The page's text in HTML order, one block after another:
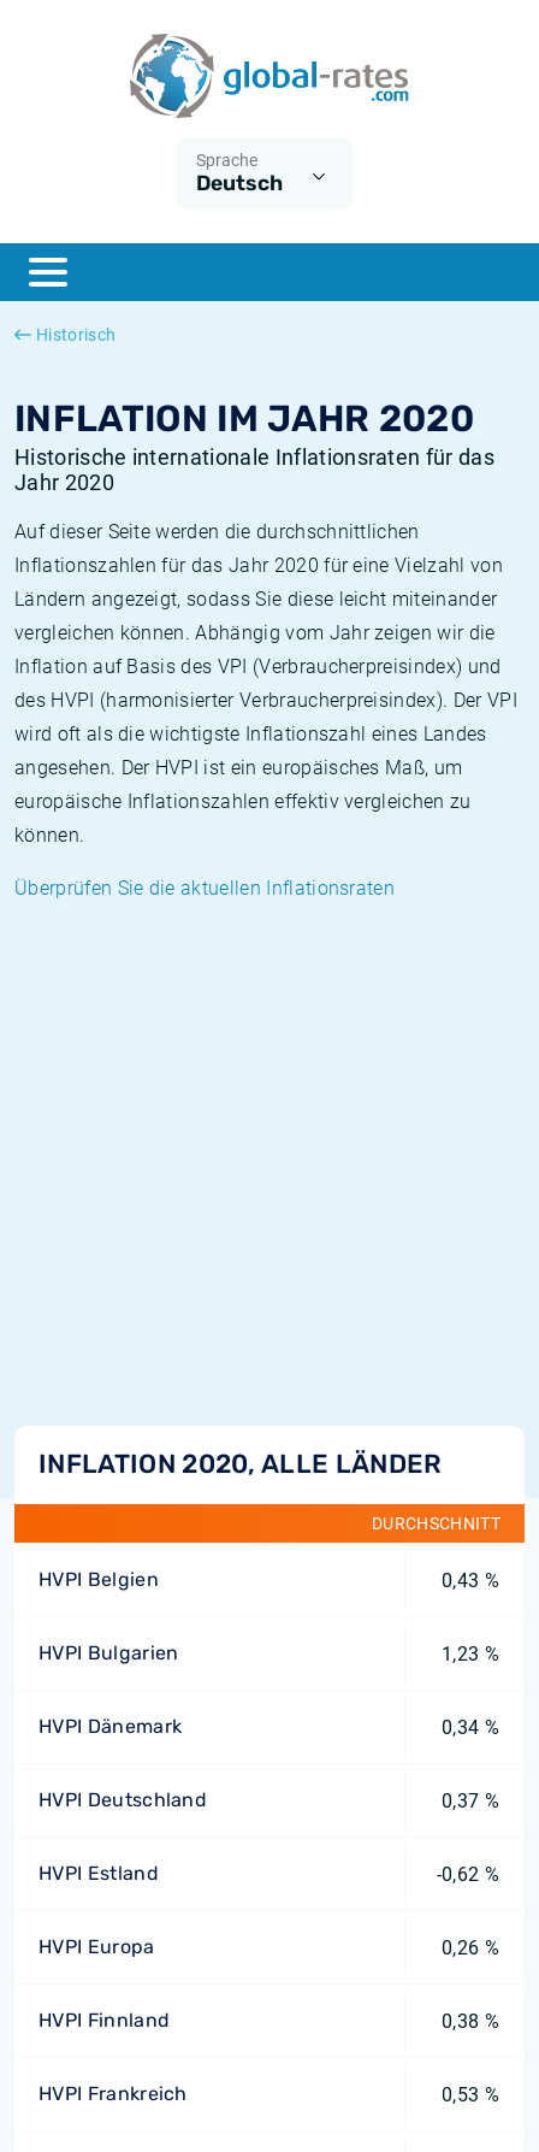
Sprache
Deutsch
Historisch
INFLATION IM JAHR 2020
Historische internationale Inflationsraten für das
Jahr 2020
Auf dieser Seite werden die durchschnittlichen
Inflationszahlen für das Jahr 2020 für eine Vielzahl von
Ländern angezeigt, sodass Sie diese leicht miteinander
vergleichen können. Abhängig vom Jahr zeigen wir die
Inflation auf Basis des VPI (Verbraucherpreisindex) und
des HVPI (harmonisierter Verbraucherpreisindex). Der VPI
wird oft als die wichtigste Inflationszahl eines Landes
angesehen. Der HVPI ist ein europäisches Maß, um
europäische Inflationszahlen effektiv vergleichen zu
können.
Überprüfen Sie die aktuellen Inflationsraten
INFLATION 2020, ALLE LÄNDER
DURCHSCHNITT
HVPI Belgien 0,43 %
HVPI Bulgarien 1,23 %
HVPI Dänemark 0,34 %
HVPI Deutschland 0,37 %
HVPI Estland -0,62 %
HVPI Europa 0,26 %
HVPI Finnland 0,38 %
HVPI Frankreich 0,53 %
ESTER
SONIA
Was ist die VPI-Inflation?
Was ist die HVPI-Inflation?
Deutsche inflation
Europäische inflation
Historische Euribor-Sätze
Historische ESTER-Sätze
Historische SOFR-Sätze
Historische SONIA-Sätze
Inflationsrechner